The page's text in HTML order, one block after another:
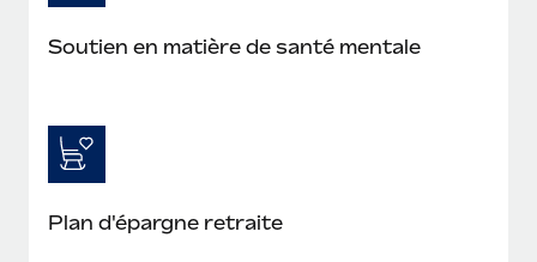
Soutien en matière de santé mentale
Plan d'épargne retraite